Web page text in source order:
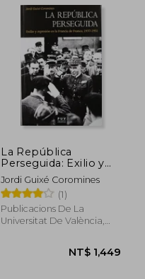
NT$
La República
Perseguida: Exilio y
Represión en la
Francia de Franco,
1937-1951 (Història) (in
Spanish)
Jordi Guixé Coromines
(1)
Publicacions De La
Universitat De València,